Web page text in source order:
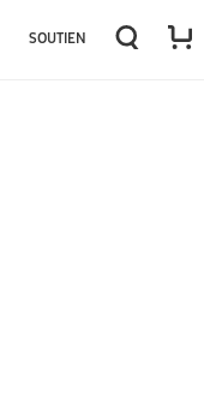
SOUTIEN